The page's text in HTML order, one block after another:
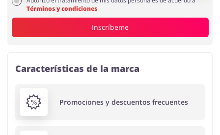
Términos y condiciones
Inscríbeme
Características de la marca
Promociones y descuentos frecuentes